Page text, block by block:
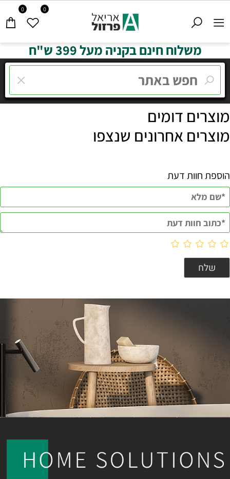
0 0
משלוח חינם בקניה מעל 399 ש"ח
מוצרים דומים
מוצרים אחרונים שנצפו
הוספת חוות דעת